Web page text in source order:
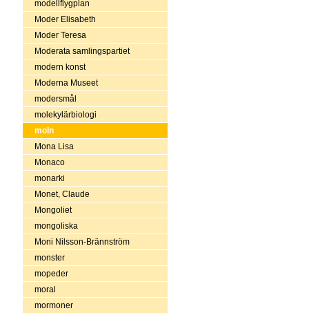
modellflygplan
Moder Elisabeth
Moder Teresa
Moderata samlingspartiet
modern konst
Moderna Museet
modersmål
molekylärbiologi
moln
Mona Lisa
Monaco
monarki
Monet, Claude
Mongoliet
mongoliska
Moni Nilsson-Brännström
monster
mopeder
moral
mormoner